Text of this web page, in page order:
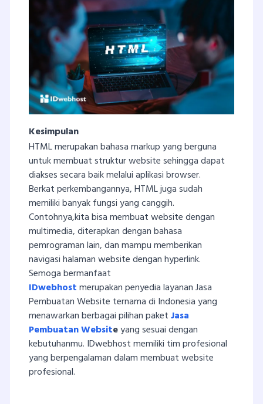
Kesimpulan
HTML merupakan bahasa markup yang berguna
untuk membuat struktur website sehingga dapat
diakses secara baik melalui aplikasi browser.
Berkat perkembangannya, HTML juga sudah
memiliki banyak fungsi yang canggih.
Contohnya,kita bisa membuat website dengan
multimedia, diterapkan dengan bahasa
pemrograman lain, dan mampu memberikan
navigasi halaman website dengan hyperlink.
Semoga bermanfaat
IDwebhostmerupakan penyedia layanan Jasa
Pembuatan Website ternama di Indonesia yang
menawarkan berbagai pilihan paketJasa
Pembuatan Websiteyang sesuai dengan
kebutuhanmu. IDwebhost memiliki tim profesional
yang berpengalaman dalam membuat website
profesional.